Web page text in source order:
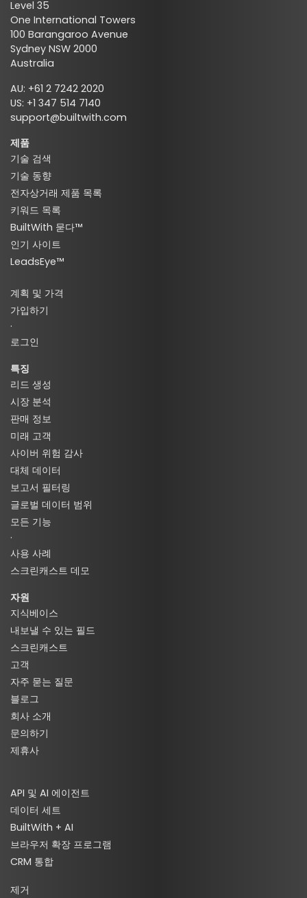
Level 35
One International Towers
100 Barangaroo Avenue
Sydney NSW 2000
Australia
AU: +61 2 7242 2020
US: +1 347 514 7140
support@builtwith.com
제품
기술 검색
기술 동향
전자상거래 제품 목록
키워드 목록
BuiltWith 묻다™
인기 사이트
LeadsEye™
계획 및 가격
가입하기
·
로그인
특징
리드 생성
시장 분석
판매 정보
미래 고객
사이버 위험 감사
대체 데이터
보고서 필터링
글로벌 데이터 범위
모든 기능
·
사용 사례
스크린캐스트 데모
자원
지식베이스
내보낼 수 있는 필드
스크린캐스트
고객
자주 묻는 질문
블로그
회사 소개
문의하기
제휴사
API 및 AI 에이전트
데이터 세트
BuiltWith + AI
브라우저 확장 프로그램
CRM 통합
제거